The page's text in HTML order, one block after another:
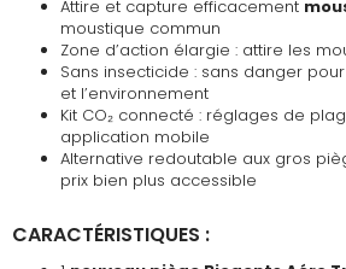
Attire et capture efficacement
moustique commun
Zone d’action élargie : attire les
Sans insecticide : sans danger
et l’environnement
Kit CO₂ connecté : réglages de
application mobile
Alternative redoutable aux gros
prix bien plus accessible
CARACTÉRISTIQUES :